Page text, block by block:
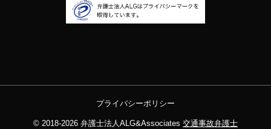
プライバシーポリシー
© 2018-2026 弁護士法人ALG&Associates 交通事故弁護士